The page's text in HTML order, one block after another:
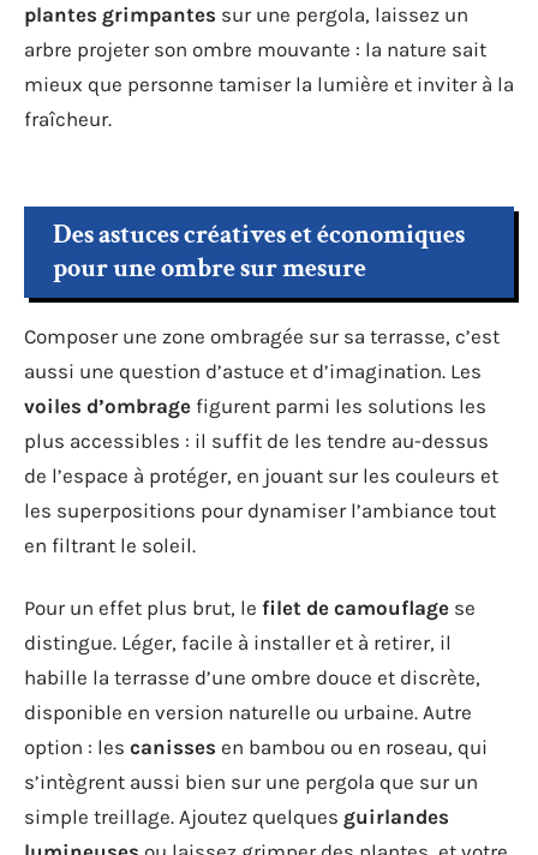
plantes grimpantes sur une pergola, laissez un
arbre projeter son ombre mouvante : la nature sait
mieux que personne tamiser la lumière et inviter à la
fraîcheur.
Des astuces créatives et économiques
pour une ombre sur mesure
Composer une zone ombragée sur sa terrasse, c’est
aussi une question d’astuce et d’imagination. Les
voiles d’ombrage figurent parmi les solutions les
plus accessibles : il suffit de les tendre au-dessus
de l’espace à protéger, en jouant sur les couleurs et
les superpositions pour dynamiser l’ambiance tout
en filtrant le soleil.
Pour un effet plus brut, le filet de camouflage se
distingue. Léger, facile à installer et à retirer, il
habille la terrasse d’une ombre douce et discrète,
disponible en version naturelle ou urbaine. Autre
option : les canisses en bambou ou en roseau, qui
s’intègrent aussi bien sur une pergola que sur un
simple treillage. Ajoutez quelques guirlandes